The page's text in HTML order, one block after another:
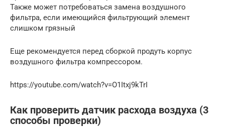
Также может потребоваться замена воздушного
фильтра, если имеющийся фильтрующий элемент
слишком грязный
Еще рекомендуется перед сборкой продуть корпус
воздушного фильтра компрессором.
https://youtube.com/watch?v=O1Itxj9kTrI
Как проверить датчик расхода воздуха (3
способы проверки)